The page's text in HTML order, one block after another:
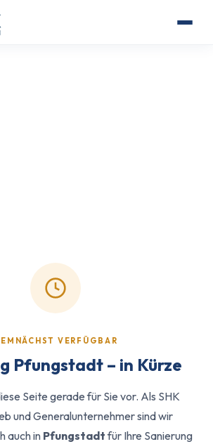
VERFÜGBAR
Pfungstadt – in Kürze
Seite gerade für Sie vor. Als SHK
und Generalunternehmer sind wir
auch in Pfungstadtfür Ihre Sanierung